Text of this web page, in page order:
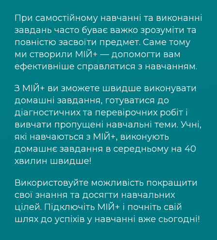
При самостійному навчанні та виконанні
завдань часто буває важко зрозуміти та
повністю засвоїти предмет. Саме тому
ми створили МІЙ+ — допомогти вам
ефективніше справлятися з навчанням.
З МІЙ+ ви зможете швидше виконувати
домашні завдання, готуватися до
діагностичних та перевірочних робіт і
вивчати пропущені навчальні теми. Учні,
які навчаються з МІЙ+, виконують
домашнє завдання в середньому на 40
хвилин швидше!
Використовуйте можливість покращити
свої знання та досягти навчальних
цілей. Підключіть МІЙ+ і почніть свій
шлях до успіхів у навчанні вже сьогодні!